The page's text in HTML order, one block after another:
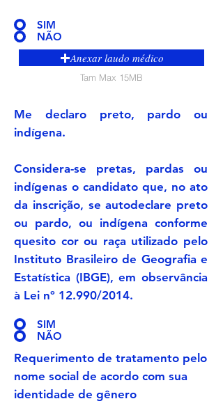
SIM
NÃO
Anexar laudo médico
Tam Max 15MB
Me declaro preto, pardo ou
indígena.
Considera-se pretas, pardas ou
indígenas o candidato que, no ato
da inscrição, se autodeclare preto
ou pardo, ou indígena conforme
quesito cor ou raça utilizado pelo
Instituto Brasileiro de Geografia e
Estatística (IBGE), em observância
à Lei nº 12.990/2014.
SIM
NÃO
Requerimento de tratamento pelo
nome social de acordo com sua
identidade de gênero